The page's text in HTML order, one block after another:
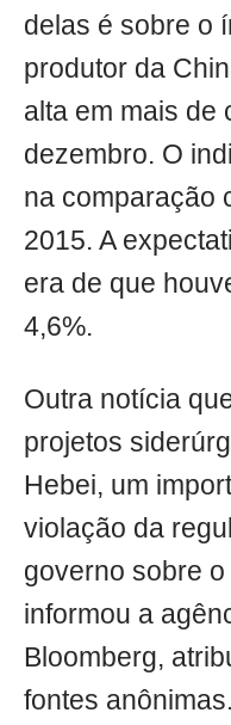
delas é sobre o
produtor da
alta em mais de
dezembro. O
na comparação
2015. A
era de que
4,6%.
Outra notícia
projetos
Hebei, um
violação da
governo sobre
informou a
Bloomberg,
fontes